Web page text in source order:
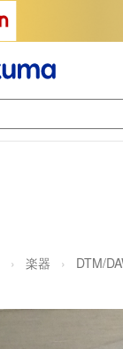
楽器 DTM/